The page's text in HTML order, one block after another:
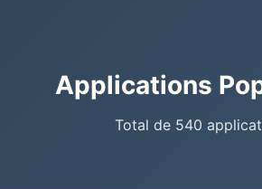
Applications
Total de 540